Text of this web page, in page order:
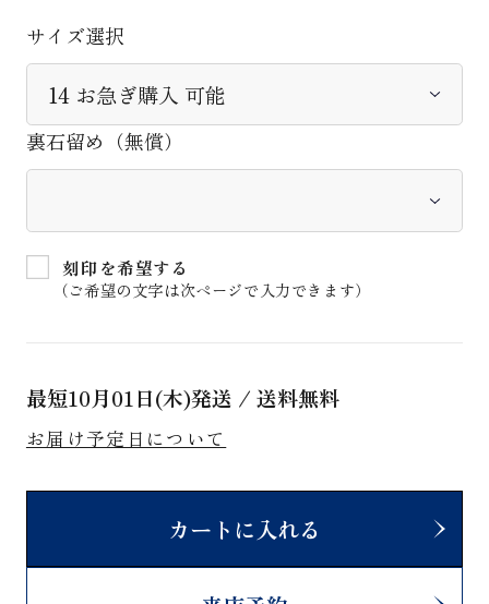
サイズ選択
裏石留め（無償）
刻印を希望する
（ご希望の文字は次ページで入力できます）
最短10月01日(木)発送 / 送料無料
お届け予定日について
カートに入れる